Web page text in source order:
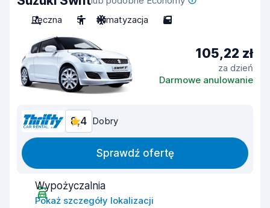
Ręczna
5 Klimatyzacja 5
105,22 zł
za dzień
Darmowe anulowanie
8,4 Dobry
Sprawdź ofertę
Wypożyczalnia
Pokaż szczegóły lokalizacji